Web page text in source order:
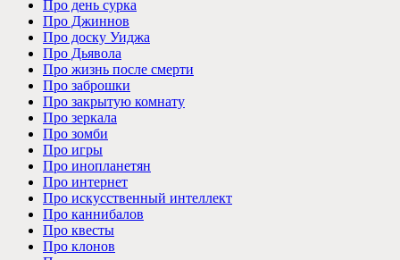
Про день сурка
Про Джиннов
Про доску Уиджа
Про Дьявола
Про жизнь после смерти
Про заброшки
Про закрытую комнату
Про зеркала
Про зомби
Про игры
Про инопланетян
Про интернет
Про искусственный интеллект
Про каннибалов
Про квесты
Про клонов